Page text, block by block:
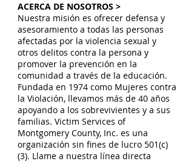
ACERCA DE NOSOTROS >
Nuestra misión es ofrecer defensa y
asesoramiento a todas las personas
afectadas por la violencia sexual y
otros delitos contra la persona y
promover la prevención en la
comunidad a través de la educación.
Fundada en 1974 como Mujeres contra
la Violación, llevamos más de 40 años
apoyando a los sobrevivientes y a sus
familias. Victim Services of
Montgomery County, Inc. es una
organización sin fines de lucro 501(c)
(3). Llame a nuestra línea directa